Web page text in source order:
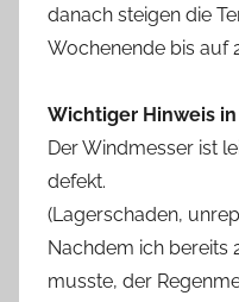
danach steigen die
Wochenende bis auf
Wichtiger Hinweis
Der Windmesser ist
defekt.
(Lagerschaden,
Nachdem ich bereits
musste, der